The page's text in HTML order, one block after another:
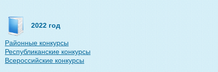
2022 год
Районные конкурсы
Республиканские конкурсы
Всероссийские конкурсы